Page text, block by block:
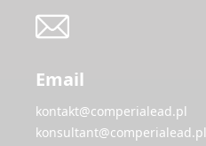
Email
kontakt@comperialead.pl
konsultant@comperialead.pl